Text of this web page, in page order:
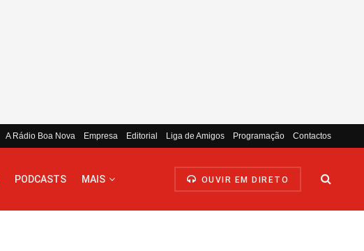
A Rádio Boa Nova Empresa Editorial Liga de Amigos Programação Contactos
PODCASTS MAIS OUVIR EM DIRETO